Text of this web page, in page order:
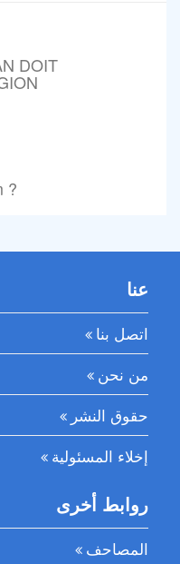
DOIT
?
عنا
اتصل بنا
من نحن
حقوق النشر
إخلاء المسئولية
روابط أخرى
المصاحف